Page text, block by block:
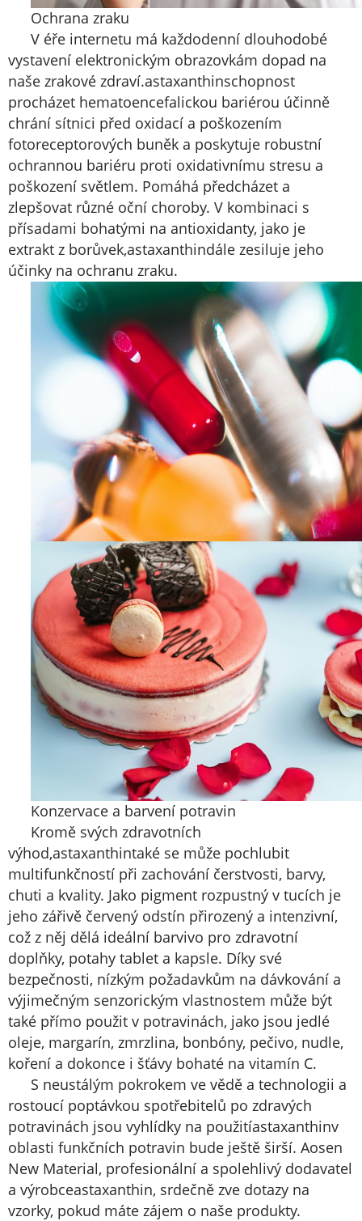
Ochrana zraku
V éře internetu má každodenní dlouhodobé
vystavení elektronickým obrazovkám dopad na
naše zrakové zdraví.astaxanthinschopnost
procházet hematoencefalickou bariérou účinně
chrání sítnici před oxidací a poškozením
fotoreceptorových buněk a poskytuje robustní
ochrannou bariéru proti oxidativnímu stresu a
poškození světlem. Pomáhá předcházet a
zlepšovat různé oční choroby. V kombinaci s
přísadami bohatými na antioxidanty, jako je
extrakt z borůvek,astaxanthindále zesiluje jeho
účinky na ochranu zraku.
Konzervace a barvení potravin
Kromě svých zdravotních
výhod,astaxanthintaké se může pochlubit
multifunkčností při zachování čerstvosti, barvy,
chuti a kvality. Jako pigment rozpustný v tucích je
jeho zářivě červený odstín přirozený a intenzivní,
což z něj dělá ideální barvivo pro zdravotní
doplňky, potahy tablet a kapsle. Díky své
bezpečnosti, nízkým požadavkům na dávkování a
výjimečným senzorickým vlastnostem může být
také přímo použit v potravinách, jako jsou jedlé
oleje, margarín, zmrzlina, bonbóny, pečivo, nudle,
koření a dokonce i šťávy bohaté na vitamín C.
S neustálým pokrokem ve vědě a technologii a
rostoucí poptávkou spotřebitelů po zdravých
potravinách jsou vyhlídky na použitíastaxanthinv
oblasti funkčních potravin bude ještě širší. Aosen
New Material, profesionální a spolehlivý dodavatel
a výrobceastaxanthin, srdečně zve dotazy na
vzorky, pokud máte zájem o naše produkty.